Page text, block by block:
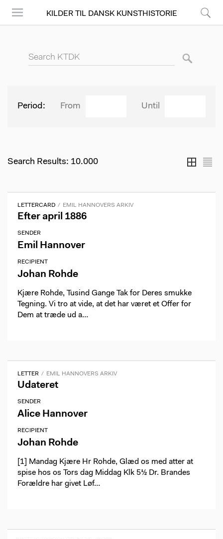
KILDER TIL DANSK KUNSTHISTORIE
Period From Until
Search Results: 10.000
LETTERCARD EMIL HANNOVERS ARKIV
Efter april 1886
SENDER
Emil Hannover
RECIPIENT
Johan Rohde
Kjære Rohde, Tusind Gange Tak for Deres smukke
Tegning. Vi tro at vide, at det har været et Offer for
Dem at træde ud a…
LETTER EMIL HANNOVERS ARKIV
Udateret
SENDER
Alice Hannover
RECIPIENT
Johan Rohde
[1] Mandag Kjære Hr Rohde, Glæd os med atter at
spise hos os Tors dag Middag Klk 5½ Dr. Brandes
Forældre har givet Løf…